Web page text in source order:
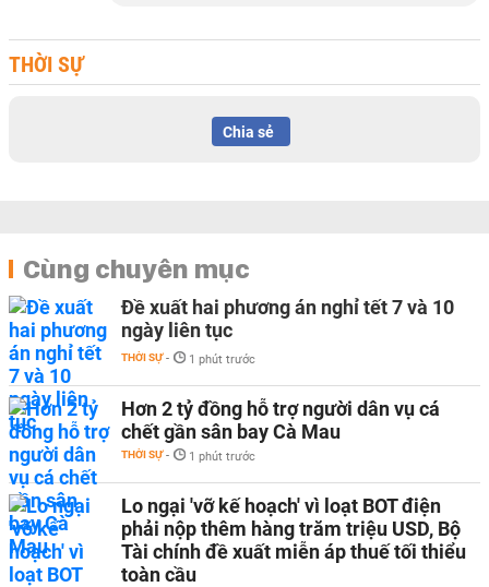
THỜI SỰ
Chia sẻ
Cùng chuyên mục
Đề xuất hai phương án nghỉ tết 7 và 10
ngày liên tục
THỜI SỰ - 1 phút trước
Hơn 2 tỷ đồng hỗ trợ người dân vụ cá
chết gần sân bay Cà Mau
THỜI SỰ - 1 phút trước
Lo ngại 'vỡ kế hoạch' vì loạt BOT điện
phải nộp thêm hàng trăm triệu USD, Bộ
Tài chính đề xuất miễn áp thuế tối thiểu
toàn cầu